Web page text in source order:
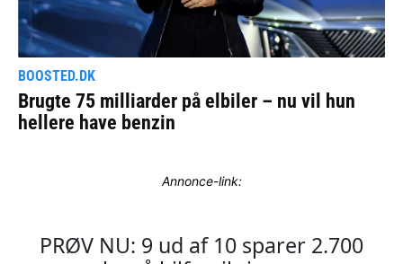
Annonce-link: